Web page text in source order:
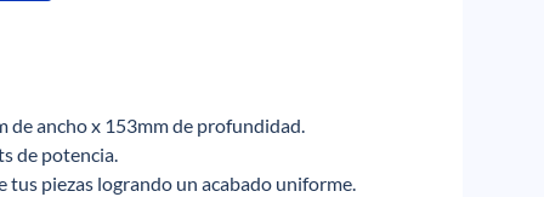
de ancho x 153mm de profundidad.
de potencia.
tus piezas logrando un acabado uniforme.